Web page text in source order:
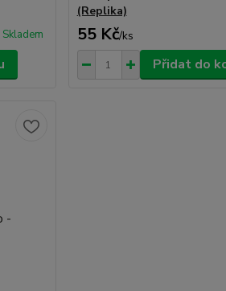
Skladem
(Replika)
55 Kč/ks
Přidat do